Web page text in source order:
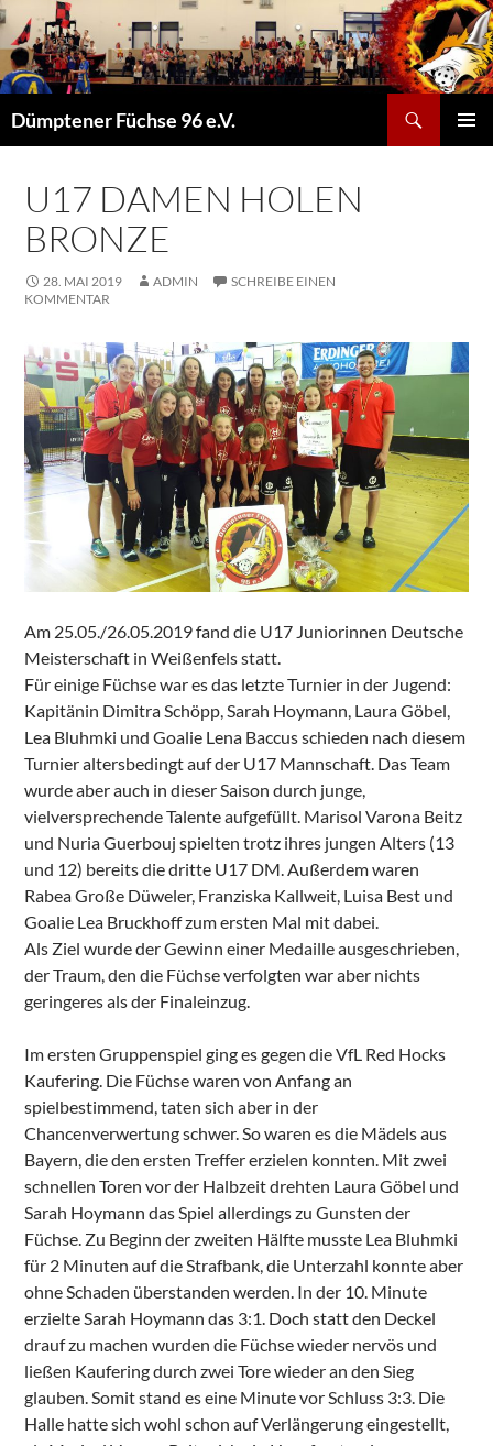
Dümptener Füchse 96 e.V.
SPRINGEN
U17 DAMEN HOLEN
BRONZE
28. MAI 2019 ADMIN
SCHREIBE EINEN
KOMMENTAR
Am 25.05./26.05.2019 fand die U17 Juniorinnen Deutsche
Meisterschaft in Weißenfels statt.
Für einige Füchse war es das letzte Turnier in der Jugend:
Kapitänin Dimitra Schöpp, Sarah Hoymann, Laura Göbel,
Lea Bluhmki und Goalie Lena Baccus schieden nach diesem
Turnier altersbedingt auf der U17 Mannschaft. Das Team
wurde aber auch in dieser Saison durch junge,
vielversprechende Talente aufgefüllt. Marisol Varona Beitz
und Nuria Guerbouj spielten trotz ihres jungen Alters (13
und 12) bereits die dritte U17 DM. Außerdem waren
Rabea Große Düweler, Franziska Kallweit, Luisa Best und
Goalie Lea Bruckhoff zum ersten Mal mit dabei.
Als Ziel wurde der Gewinn einer Medaille ausgeschrieben,
der Traum, den die Füchse verfolgten war aber nichts
geringeres als der Finaleinzug.
Im ersten Gruppenspiel ging es gegen die VfL Red Hocks
Kaufering. Die Füchse waren von Anfang an
spielbestimmend, taten sich aber in der
Chancenverwertung schwer. So waren es die Mädels aus
Bayern, die den ersten Treffer erzielen konnten. Mit zwei
schnellen Toren vor der Halbzeit drehten Laura Göbel und
Sarah Hoymann das Spiel allerdings zu Gunsten der
Füchse. Zu Beginn der zweiten Hälfte musste Lea Bluhmki
für 2 Minuten auf die Strafbank, die Unterzahl konnte aber
ohne Schaden überstanden werden. In der 10. Minute
erzielte Sarah Hoymann das 3:1. Doch statt den Deckel
drauf zu machen wurden die Füchse wieder nervös und
ließen Kaufering durch zwei Tore wieder an den Sieg
glauben. Somit stand es eine Minute vor Schluss 3:3. Die
Halle hatte sich wohl schon auf Verlängerung eingestellt,